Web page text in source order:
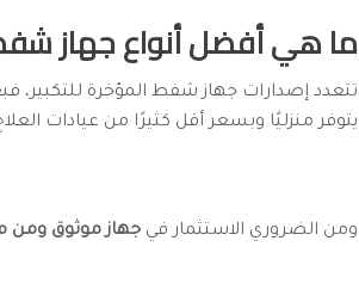
ما هي أفضل أنواع جهاز شفط
تتعدد إصدارات جهاز شفط المؤخرة للتكبير،
يتوفر منزليًا وبسعر أقل كثيرًا من عيادات
ومن الضروري الاستثمار في جهاز موثوق ومن